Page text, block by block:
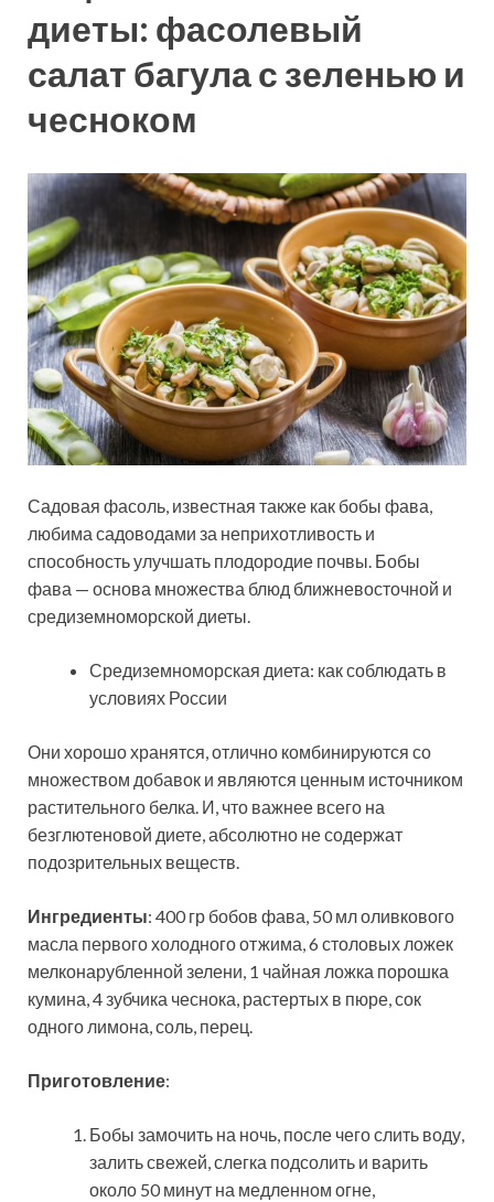
диеты: фасолевый
салат багула с зеленью и
чесноком
Садовая фасоль, известная также как бобы фава,
любима садоводами за неприхотливость и
способность улучшать плодородие почвы. Бобы
фава — основа множества блюд ближневосточной и
средиземноморской диеты.
Средиземноморская диета: как соблюдать в
условиях России
Они хорошо хранятся, отлично комбинируются со
множеством добавок и являются ценным источником
растительного белка. И, что важнее всего на
безглютеновой диете, абсолютно не содержат
подозрительных веществ.
Ингредиенты: 400 гр бобов фава, 50 мл оливкового
масла первого холодного отжима, 6 столовых ложек
мелконарубленной зелени, 1 чайная ложка порошка
кумина, 4 зубчика чеснока, растертых в пюре, сок
одного лимона, соль, перец.
Приготовление:
Бобы замочить на ночь, после чего слить воду,
залить свежей, слегка подсолить и варить
около 50 минут на медленном огне,